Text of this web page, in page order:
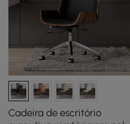
Cadeira de escritório